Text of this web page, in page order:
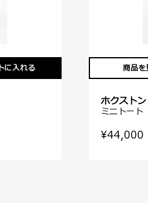
に入れる 商品を
ホクストン
ミニトート
¥44,000